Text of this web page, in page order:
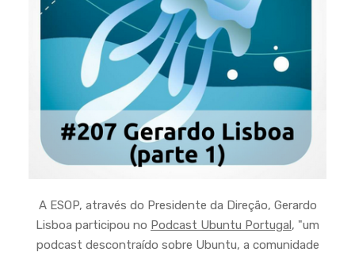
A ESOP, através do Presidente da Direção, Gerardo
Lisboa participou no Podcast Ubuntu Portugal , "um
podcast descontraído sobre Ubuntu, a comunidade